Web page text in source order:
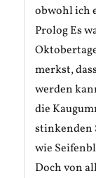
obwohl ich
Prolog Es
merkst,
werden
die
stinkenden
wie
Doch von